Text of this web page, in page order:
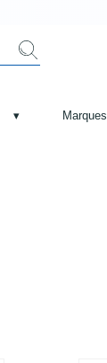
▾ Marques